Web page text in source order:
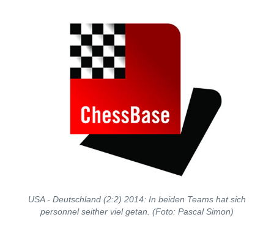
USA - Deutschland (2:2) 2014: In beiden Teams hat sich
personnel seither viel getan. (Foto: Pascal Simon)